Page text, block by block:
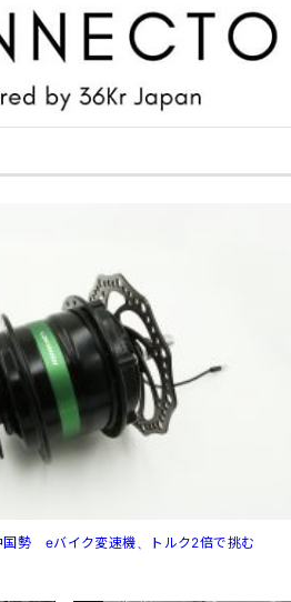
国勢 eバイク変速機、トルク2倍で挑む